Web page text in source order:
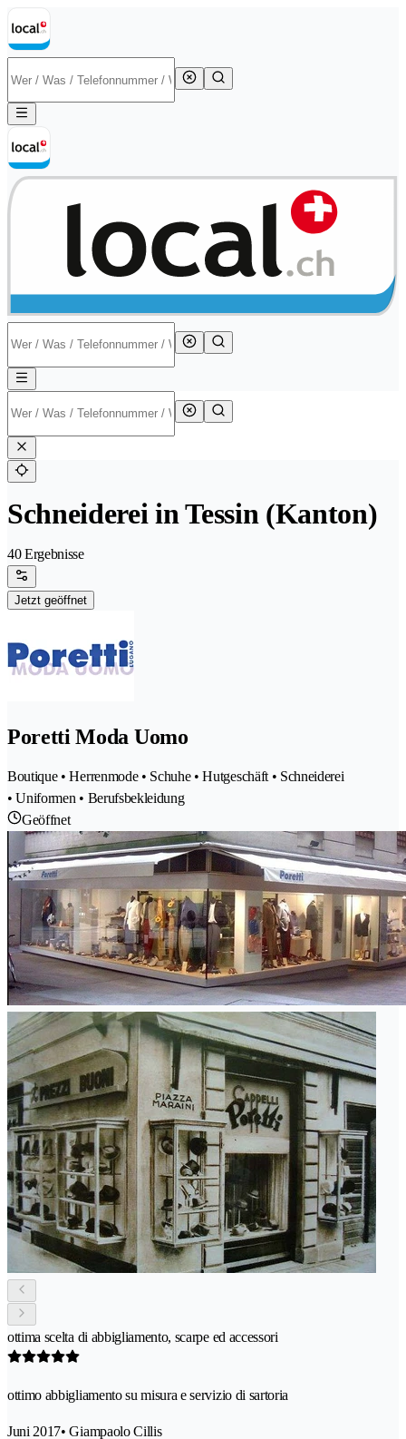
Schneiderei in Tessin (Kanton)
40 Ergebnisse
Jetzt geöffnet
Poretti Moda Uomo
Boutique • Herrenmode • Schuhe • Hutgeschäft • Schneiderei
• Uniformen • Berufsbekleidung
Geöffnet
ottima scelta di abbigliamento, scarpe ed accessori
ottimo abbigliamento su misura e servizio di sartoria
Juni 2017• Giampaolo Cillis